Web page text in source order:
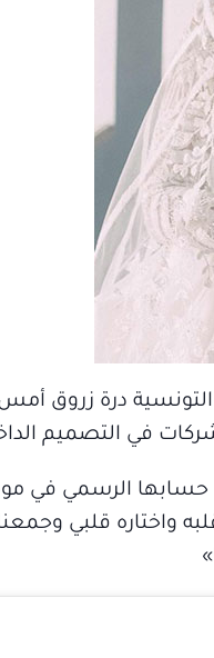
التونسية درة زروق
في التصميم
الرسمي في
واختاره قلبي